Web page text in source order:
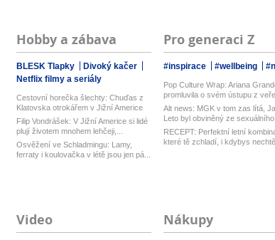
Hobby a zábava
BLESK Tlapky
Divoký kačer
Netflix filmy a seriály
Cestovní horečka šlechty: Chuďas z
Klatovska otrokářem v Jižní Americe
Filip Vondrášek: V Jižní Americe si lidé
plují životem mnohem lehčeji,...
Osvěžení ve Schladmingu: Lamy,
ferraty i koulovačka v létě jsou jen pá...
Pro generaci Z
#inspirace #wellbeing
Pop Culture Wrap: Ariana
promluvila o svém ústupu z
ž...
Alt news: MGK v tom zas lítá,
Leto byl obviněný ze sexuálního
RECEPT: Perfektní letní
které tě zchladí, i kdybys
Video Nákupy